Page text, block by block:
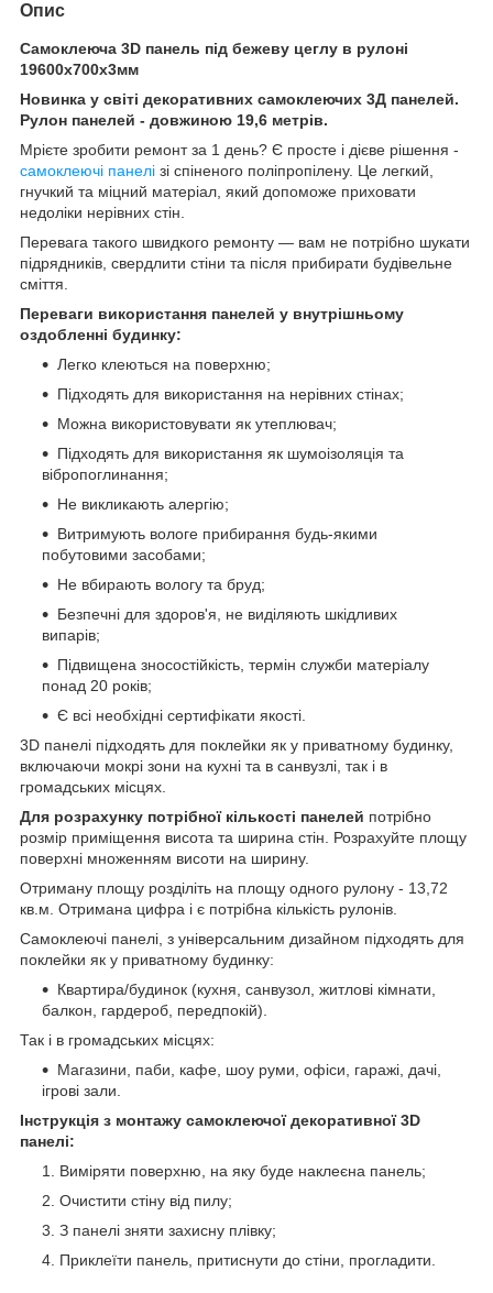
Опис
Самоклеюча 3D панель під бежеву цеглу в рулоні
19600x700x3мм
Новинка у світі декоративних самоклеючих 3Д панелей.
Рулон панелей - довжиною 19,6 метрів.
Мрієте зробити ремонт за 1 день? Є просте і дієве рішення -
самоклеючі панелі зі спіненого поліпропілену. Це легкий,
гнучкий та міцний матеріал, який допоможе приховати
недоліки нерівних стін.
Перевага такого швидкого ремонту — вам не потрібно шукати
підрядників, свердлити стіни та після прибирати будівельне
сміття.
Переваги використання панелей у внутрішньому
оздобленні будинку:
Легко клеються на поверхню;
Підходять для використання на нерівних стінах;
Можна використовувати як утеплювач;
Підходять для використання як шумоізоляція та
вібропоглинання;
Не викликають алергію;
Витримують вологе прибирання будь-якими
побутовими засобами;
Не вбирають вологу та бруд;
Безпечні для здоров'я, не виділяють шкідливих
випарів;
Підвищена зносостійкість, термін служби матеріалу
понад 20 років;
Є всі необхідні сертифікати якості.
3D панелі підходять для поклейки як у приватному будинку,
включаючи мокрі зони на кухні та в санвузлі, так і в
громадських місцях.
Для розрахунку потрібної кількості панелей потрібно
розмір приміщення висота та ширина стін. Розрахуйте площу
поверхні множенням висоти на ширину.
Отриману площу розділіть на площу одного рулону - 13,72
кв.м. Отримана цифра і є потрібна кількість рулонів.
Самоклеючі панелі, з універсальним дизайном підходять для
поклейки як у приватному будинку:
Квартира/будинок (кухня, санвузол, житлові кімнати,
балкон, гардероб, передпокій).
Так і в громадських місцях:
Магазини, паби, кафе, шоу руми, офіси, гаражі, дачі,
ігрові зали.
Інструкція з монтажу самоклеючої декоративної 3D
панелі:
Виміряти поверхню, на яку буде наклеєна панель;
Очистити стіну від пилу;
З панелі зняти захисну плівку;
Приклеїти панель, притиснути до стіни, прогладити.